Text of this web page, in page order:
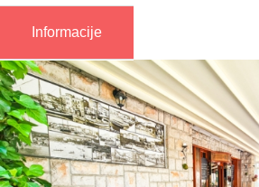
Informacije